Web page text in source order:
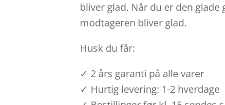
bliver glad. Når du er den
modtageren bliver glad.
Husk du får:
✓ 2 års garanti på alle varer
✓ Hurtig levering: 1-2 hverdage